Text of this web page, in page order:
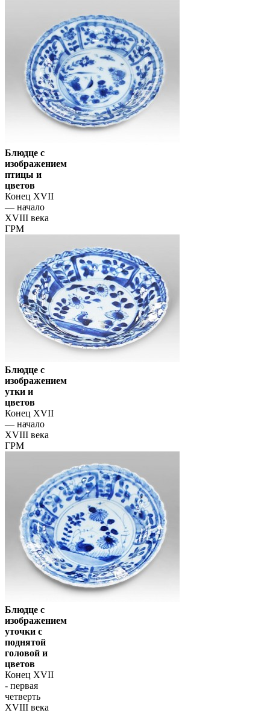
Блюдце с
изображением
птицы и
цветов
Конец XVII
— начало
XVIII века
ГРМ
Блюдце с
изображением
утки и
цветов
Конец XVII
— начало
XVIII века
ГРМ
Блюдце с
изображением
уточки с
поднятой
головой и
цветов
Конец XVII
- первая
четверть
XVIII века